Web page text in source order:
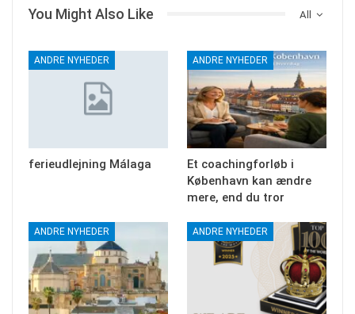
All
You Might Also Like
ANDRE NYHEDER
ferieudlejning Málaga
ANDRE NYHEDER
Et coachingforløb i
København kan ændre
mere, end du tror
ANDRE NYHEDER ANDRE NYHEDER